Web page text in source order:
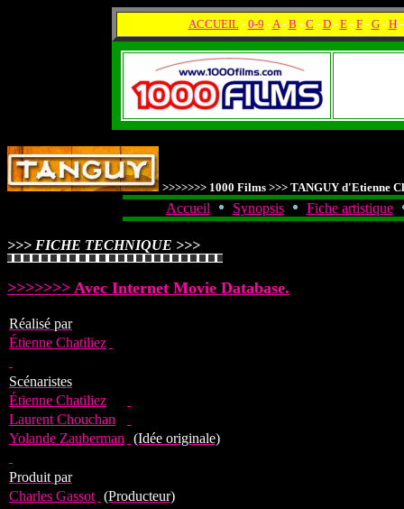
ACCUEIL- 0-9 -A- B - C - D- E- F- G- H
>>>>>>> 1000 Films >>> TANGUY d'Etienne
Accueil Synopsis Fiche artistique
>>> FICHE TECHNIQUE >>>
>>>>>>> Avec Internet Movie Database.
Réalisé par
Étienne Chatiliez
Scénaristes
Étienne Chatiliez
Laurent Chouchan
Yolande Zauberman
(Idée originale)
Produit par
Charles Gassot (Producteur)